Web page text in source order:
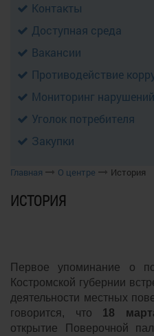
Контакты
Доступная среда
Вакансии
Противодействие
Мониторинг
Уголок потребителя
Закупки
Главная О центре История
ИСТОРИЯ
Первое упоминание о
Костромской губернии
деятельности местных
говорится, что 18
открытие Поверочной